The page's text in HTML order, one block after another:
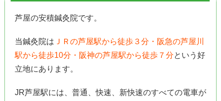
芦屋の安積鍼灸院です。
当鍼灸院は ＪＲの芦屋駅から徒歩３分・阪急の芦屋川
駅から徒歩10分・阪神の芦屋駅から徒歩７分という好
立地にあります。
JR芦屋駅には、普通、快速、新快速のすべての電車が